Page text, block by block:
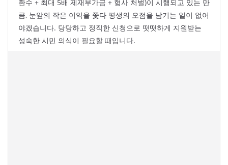
환수 + 최대 5배 제재부가금 + 형사 처벌)이 시행되고 있는 만
큼, 눈앞의 작은 이익을 쫓다 평생의 오점을 남기는 일이 없어
야겠습니다. 당당하고 정직한 신청으로 떳떳하게 지원받는
성숙한 시민 의식이 필요할 때입니다.